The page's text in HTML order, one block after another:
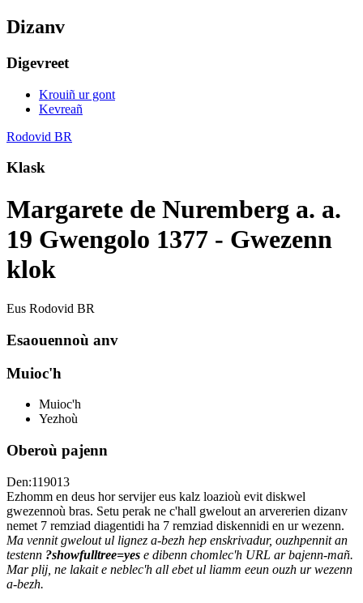
Dizanv
Digevreet
Krouiñ ur gont
Kevreañ
Rodovid BR
Klask
Margarete de Nuremberg a. a.
19 Gwengolo 1377 - Gwezenn
klok
Eus Rodovid BR
Esaouennoù anv
Muioc'h
Muioc'h
Yezhoù
Oberoù pajenn
Den:119013
Ezhomm en deus hor servijer eus kalz loazioù evit diskwel
gwezennoù bras. Setu perak ne c'hall gwelout an arvererien dizanv
nemet 7 remziad diagentidi ha 7 remziad diskennidi en ur wezenn.
Ma vennit gwelout ul lignez a-bezh hep enskrivadur, ouzhpennit an
testenn ?showfulltree=yes e dibenn chomlec'h URL ar bajenn-mañ.
Mar plij, ne lakait e neblec'h all ebet ul liamm eeun ouzh ur wezenn
a-bezh.